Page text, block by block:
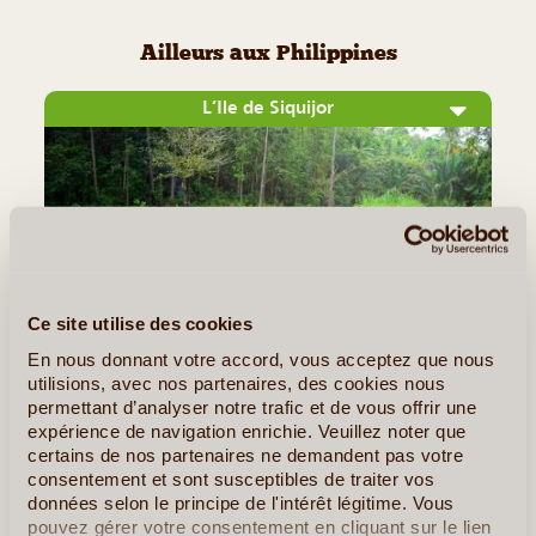
Ce site utilise des cookies
En nous donnant votre accord, vous acceptez que nous
utilisions, avec nos partenaires, des cookies nous
permettant d’analyser notre trafic et de vous offrir une
expérience de navigation enrichie. Veuillez noter que
certains de nos partenaires ne demandent pas votre
consentement et sont susceptibles de traiter vos
données selon le principe de l'intérêt légitime. Vous
pouvez gérer votre consentement en cliquant sur le lien
Ailleurs aux Philippines
L’Ile de Siquijor
Avec ses 343 km2, Siquijor est une petite île confidentielle,
l’une des plus mystérieuses des Philippines. Depuis Bohol
ou Dumaguete, il vous suffira de monter à bord d’un ferry
pour rejoindre ce territoire étrange où vivent encore les (...)